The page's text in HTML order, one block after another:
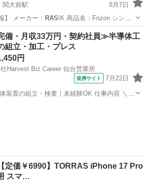
関大前駅
8月7日
】 メーカー： RAS IK 商品名：Frizon シング
前駅 ベッド
備・月収33万円・契約社員≫半導体工
組立・加工・プレス
円
Harvest Biz Career 仙台営業所
提携サイト 7月22日
組立・検査｜未経験OK 仕事内容 ＼半
定価￥6990】TORRAS iPhone 17 Pro
スマ…